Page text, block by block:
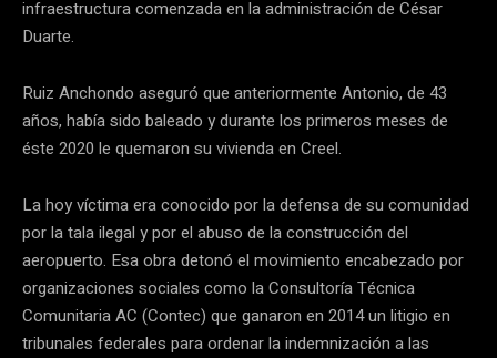
infraestructura comenzada en la administración de César
Duarte.
Ruiz Anchondo aseguró que anteriormente Antonio, de 43
años, había sido baleado y durante los primeros meses de
éste 2020 le quemaron su vivienda en Creel.
La hoy víctima era conocido por la defensa de su comunidad
por la tala ilegal y por el abuso de la construcción del
aeropuerto. Esa obra detonó el movimiento encabezado por
organizaciones sociales como la Consultoría Técnica
Comunitaria AC (Contec) que ganaron en 2014 un litigio en
tribunales federales para ordenar la indemnización a las